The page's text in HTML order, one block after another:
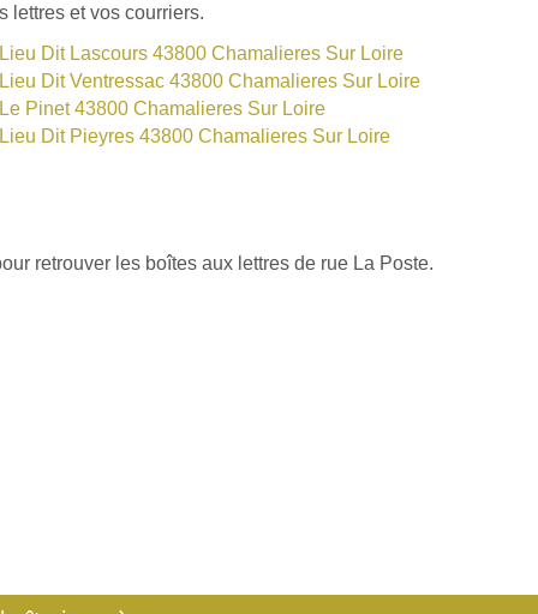
lettres et vos courriers.
Lieu Dit Lascours 43800 Chamalieres Sur Loire
Lieu Dit Ventressac 43800 Chamalieres Sur Loire
Le Pinet 43800 Chamalieres Sur Loire
Lieu Dit Pieyres 43800 Chamalieres Sur Loire
retrouver les boîtes aux lettres de rue La Poste.